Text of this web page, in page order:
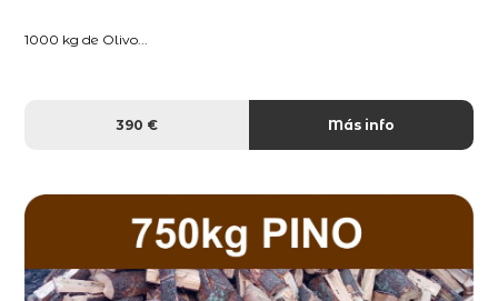
1000 kg de Olivo...
390 € Más info